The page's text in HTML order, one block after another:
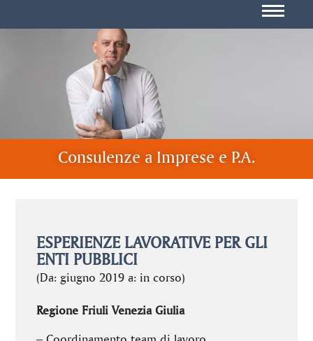
Consulenze a Imprese e P.A.
ESPERIENZE LAVORATIVE PER GLI
ENTI PUBBLICI
(Da: giugno 2019 a: in corso)
Regione Friuli Venezia Giulia